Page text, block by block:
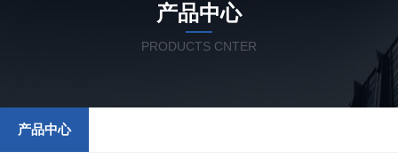
产品中心
PRODUCTS CNTER
产品中心